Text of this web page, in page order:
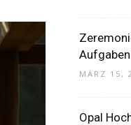
MÄRZ 15,
Opal